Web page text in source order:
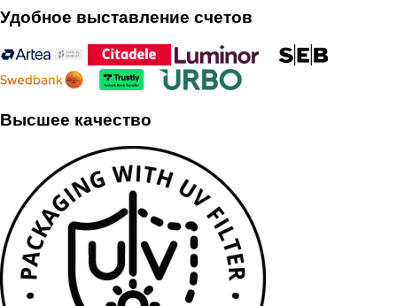
Удобное выставление счетов
Высшее качество